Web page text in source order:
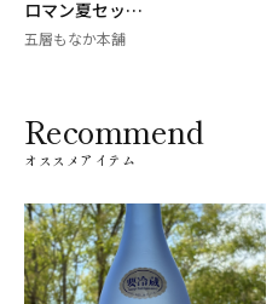
ロマン夏セッ…
五層もなか本舗
Recommend
オススメアイテム